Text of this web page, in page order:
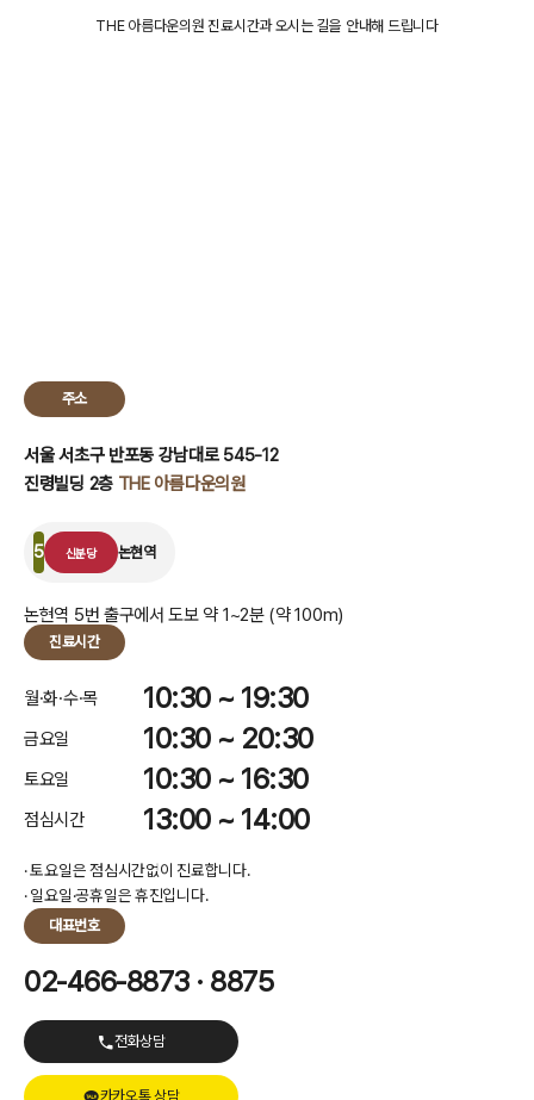
THE 아름다운의원 진료시간과 오시는 길을 안내해 드립니다
주소
서울 서초구 반포동 강남대로 545-12
진령빌딩 2층 THE 아름다운의원
5 신분당 논현역
논현역 5번 출구에서 도보 약 1~2분 (약 100m)
진료시간
월·화·수·목 10:30 ~ 19:30
금요일 10:30 ~ 20:30
토요일 10:30 ~ 16:30
점심시간 13:00 ~ 14:00
· 토요일은 점심시간없이 진료합니다.
· 일요일·공휴일은 휴진입니다.
대표번호
02-466-8873 · 8875
전화상담
카카오톡 상담